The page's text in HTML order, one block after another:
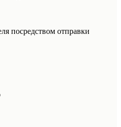
посредством отправки